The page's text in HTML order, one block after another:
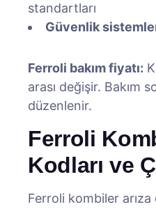
standartları
Güvenlik
Ferroli bakım fiyatı:
arası değişir. Bakım
düzenlenir.
Ferroli
Kodları ve
Ferroli kombiler